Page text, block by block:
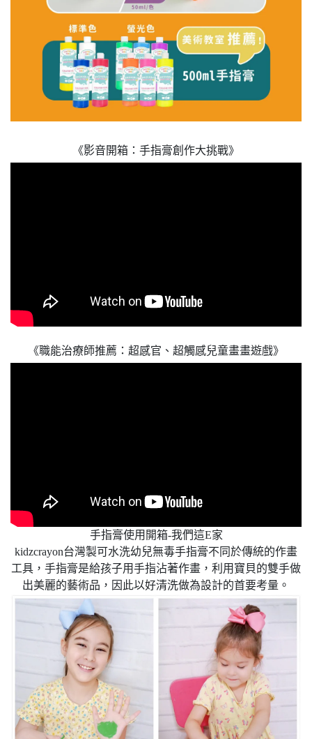
《影音開箱：手指膏創作大挑戰》
《職能治療師推薦：超感官、超觸感兒童畫畫遊戲》
手指膏使用開箱-我們這E家
kidzcrayon台灣製可水洗幼兒無毒手指膏不同於傳統的作畫
工具，手指膏是給孩子用手指沾著作畫，利用寶貝的雙手做
出美麗的藝術品，因此以好清洗做為設計的首要考量。